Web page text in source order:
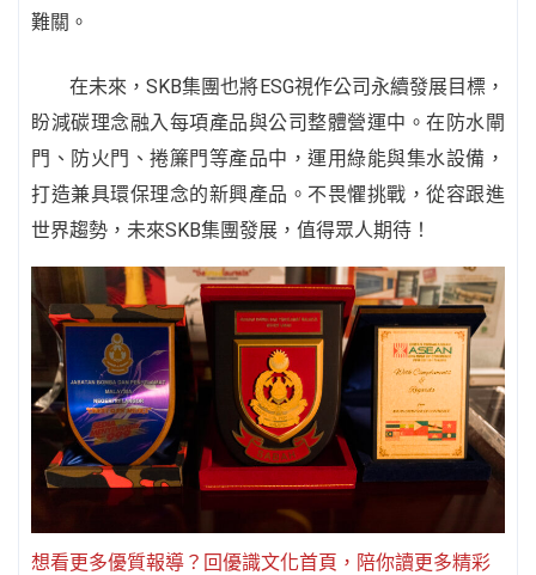
難關。
在未來，SKB集團也將ESG視作公司永續發展目標，
盼減碳理念融入每項產品與公司整體營運中。在防水閘
門、防火門、捲簾門等產品中，運用綠能與集水設備，
打造兼具環保理念的新興產品。不畏懼挑戰，從容跟進
世界趨勢，未來SKB集團發展，值得眾人期待！
想看更多優質報導？回優識文化首頁，陪你讀更多精彩